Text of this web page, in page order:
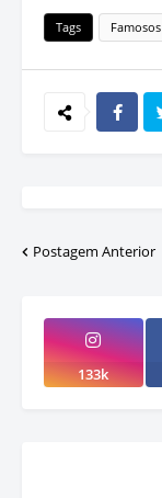
Tags Famosos
Postagem Anterior
133k